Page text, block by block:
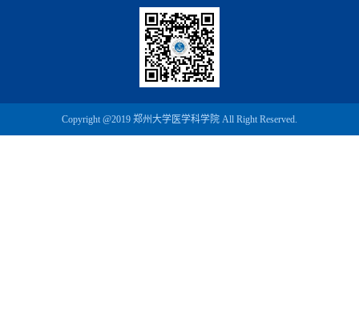
Copyright @2019 郑州大学医学科学院 All Right Reserved.